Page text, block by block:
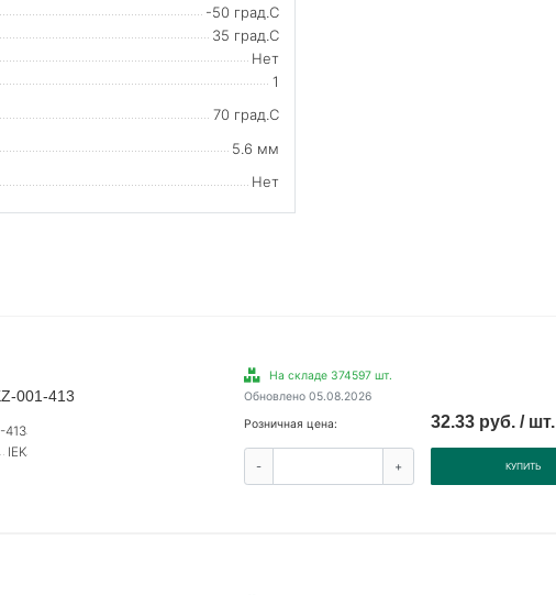
-50 град.C
35 град.C
Нет
1
70 град.C
5.6 мм
Нет
001-413
413
IEK
На складе 374597 шт.
Обновлено 05.08.2026
Розничная цена:
32.33 руб. / шт.
- + КУПИТЬ